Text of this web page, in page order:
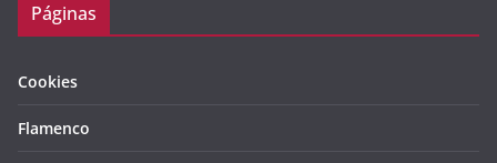
Páginas
Cookies
Flamenco